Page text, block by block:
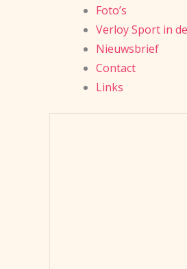
Foto’s
Verloy Sport in
Nieuwsbrief
Contact
Links